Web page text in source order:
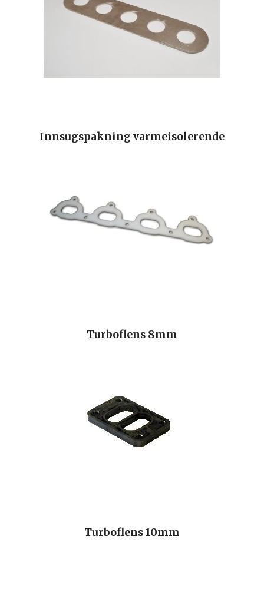
Innsugspakning varmeisolerende
Turboflens 8mm
Turboflens 10mm